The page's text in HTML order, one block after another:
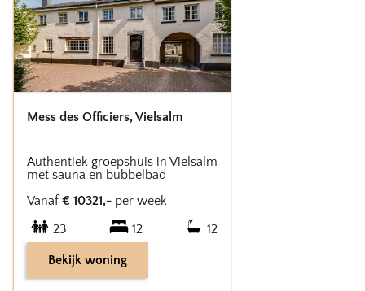
Mess des Officiers, Vielsalm
Authentiek groepshuis in Vielsalm
met sauna en bubbelbad
Vanaf € 10321,- per week
23
12 12
Bekijk woning